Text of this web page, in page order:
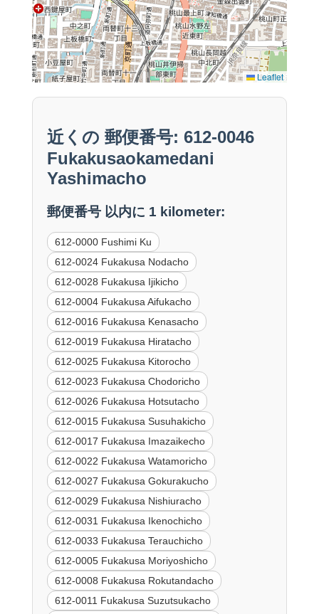
Leaflet
近くの 郵便番号: 612-0046
Fukakusaokamedani
Yashimacho
郵便番号 以内に 1 kilometer:
612-0000 Fushimi Ku
612-0024 Fukakusa Nodacho
612-0028 Fukakusa Ijikicho
612-0004 Fukakusa Aifukacho
612-0016 Fukakusa Kenasacho
612-0019 Fukakusa Hiratacho
612-0025 Fukakusa Kitorocho
612-0023 Fukakusa Chodoricho
612-0026 Fukakusa Hotsutacho
612-0015 Fukakusa Susuhakicho
612-0017 Fukakusa Imazaikecho
612-0022 Fukakusa Watamoricho
612-0027 Fukakusa Gokurakucho
612-0029 Fukakusa Nishiuracho
612-0031 Fukakusa Ikenochicho
612-0033 Fukakusa Terauchicho
612-0005 Fukakusa Moriyoshicho
612-0008 Fukakusa Rokutandacho
612-0011 Fukakusa Suzutsukacho